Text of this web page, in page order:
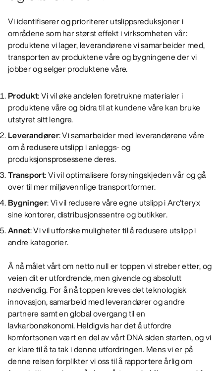
Vi identifiserer og prioriterer utslippsreduksjoner i
områdene som har størst effekt i virksomheten vår:
produktene vi lager, leverandørene vi samarbeider med,
transporten av produktene våre og bygningene der vi
jobber og selger produktene våre.
Produkt:Vi vil øke andelen foretrukne materialer i
produktene våre og bidra til at kundene våre kan bruke
utstyret sitt lengre.
Leverandører:Vi samarbeider med leverandørene våre
om å redusere utslipp i anleggs- og
produksjonsprosessene deres.
Transport:Vi vil optimalisere forsyningskjeden vår og gå
over til mer miljøvennlige transportformer.
Bygninger:Vi vil redusere våre egne utslipp i Arc’teryx
sine kontorer, distribusjonssentre og butikker.
Annet:Vi vil utforske muligheter til å redusere utslipp i
andre kategorier.
Å nå målet vårt om netto null er toppen vi streber etter, og
veien dit er utfordrende, men givende og absolutt
nødvendig. For å nå toppen kreves det teknologisk
innovasjon, samarbeid med leverandører og andre
partnere samt en global overgang til en
lavkarbonøkonomi. Heldigvis har det å utfordre
komfortsonen vært en del av vårt DNA siden starten, og vi
er klare til å ta tak i denne utfordringen. Mens vi er på
denne reisen forplikter vi oss til å rapportere årlig om